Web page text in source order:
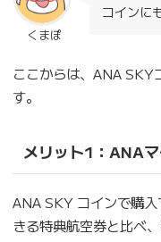
くまぽ
コインに
ここからは、ANA SKY
す。
メリット1：ANA
ANA SKY コインで購
きる特典航空券と比べ